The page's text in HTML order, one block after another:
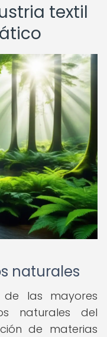
textil
naturales
las mayores
naturales del
de materias